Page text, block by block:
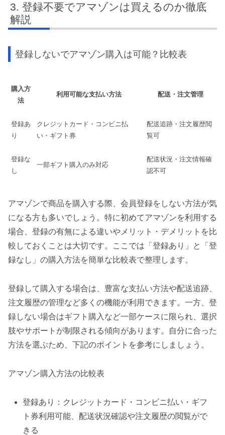
登録不要でアマゾンは買えるのか徹底
解説
登録しないでアマゾン購入は可能？比較表
購入方
法
利用可能な支払い方法 配送・注文管理
登録あ
り
クレジットカード・コンビニ払
い・ギフト券
配送追跡・注文履歴閲
覧可
登録な
し
一部ギフト購入のみ対応
配送状況・注文情報確
認不可
アマゾンで商品を購入する際、会員登録をしない方法が気
になる方も多いでしょう。特に初めてアマゾンを利用する
場合、登録の有無による違いやメリット・デメリットを比
較しておくことは大切です。ここでは「登録あり」と「登
録なし」の購入方法を簡単な比較表で整理します。
登録して購入する場合は、豊富な支払い方法や配送追跡、
注文履歴の管理など多くの機能が利用できます。一方、登
録しない場合はギフト購入など一部ケースに限られ、選択
肢やサポートが制限される傾向があります。自分に合った
方法を選ぶため、下記のポイントを参考にしましょう。
アマゾン購入方法の比較表
登録あり：クレジットカード・コンビニ払い・ギフ
ト券利用可能、配送状況確認や注文履歴の閲覧がで
きる